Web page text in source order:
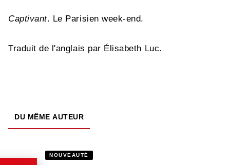
Captivant. Le Parisien week-end.
Traduit de l'anglais par Élisabeth Luc.
DU MÊME AUTEUR
NOUVEAUTÉ